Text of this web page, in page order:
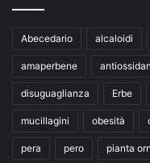
Abecedario alcaloidi
amaperbene
disuguaglianza Erbe
mucillagini obesità
pera pero pianta